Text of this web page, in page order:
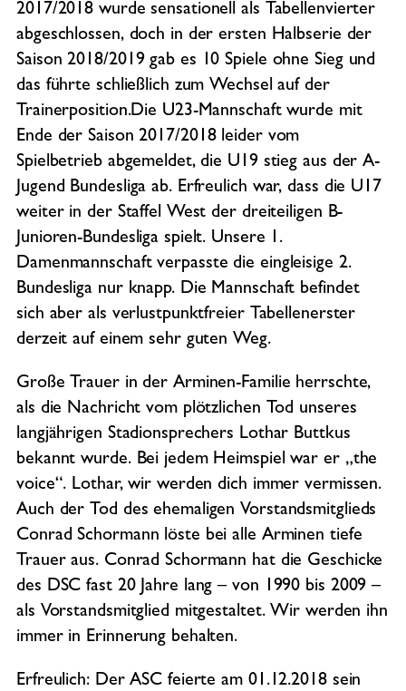
2017/2018 wurde sensationell als Tabellenvierter
abgeschlossen, doch in der ersten Halbserie der
Saison 2018/2019 gab es 10 Spiele ohne Sieg und
das führte schließlich zum Wechsel auf der
Trainerposition.Die U23-Mannschaft wurde mit
Ende der Saison 2017/2018 leider vom
Spielbetrieb abgemeldet, die U19 stieg aus der A-
Jugend Bundesliga ab. Erfreulich war, dass die U17
weiter in der Staffel West der dreiteiligen B-
Junioren-Bundesliga spielt. Unsere 1.
Damenmannschaft verpasste die eingleisige 2.
Bundesliga nur knapp. Die Mannschaft befindet
sich aber als verlustpunktfreier Tabellenerster
derzeit auf einem sehr guten Weg.
Große Trauer in der Arminen-Familie herrschte,
als die Nachricht vom plötzlichen Tod unseres
langjährigen Stadionsprechers Lothar Buttkus
bekannt wurde. Bei jedem Heimspiel war er „the
voice“. Lothar, wir werden dich immer vermissen.
Auch der Tod des ehemaligen Vorstandsmitglieds
Conrad Schormann löste bei alle Arminen tiefe
Trauer aus. Conrad Schormann hat die Geschicke
des DSC fast 20 Jahre lang – von 1990 bis 2009 –
als Vorstandsmitglied mitgestaltet. Wir werden ihn
immer in Erinnerung behalten.
Erfreulich: Der ASC feierte am 01.12.2018 sein